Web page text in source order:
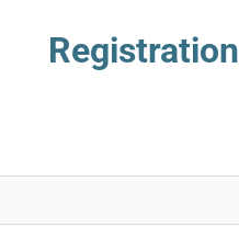
Registration